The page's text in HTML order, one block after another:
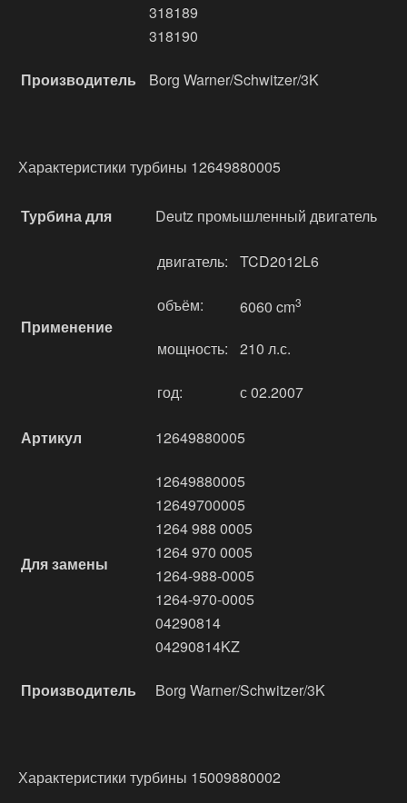
318189
318190
Производитель Borg Warner/Schwitzer/3K
Характеристики турбины 12649880005
Турбина для Deutz промышленный двигатель
Применение
двигатель: TCD2012L6
объём: 6060 cm3
мощность: 210 л.с.
год: с 02.2007
Артикул 12649880005
Для замены
12649880005
12649700005
1264 988 0005
1264 970 0005
1264-988-0005
1264-970-0005
04290814
04290814KZ
Производитель Borg Warner/Schwitzer/3K
Характеристики турбины 15009880002